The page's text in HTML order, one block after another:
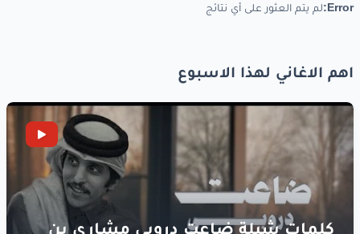
Error: لم يتم العثور على أي نتائج
اهم الاغاني لهذا الاسبوع